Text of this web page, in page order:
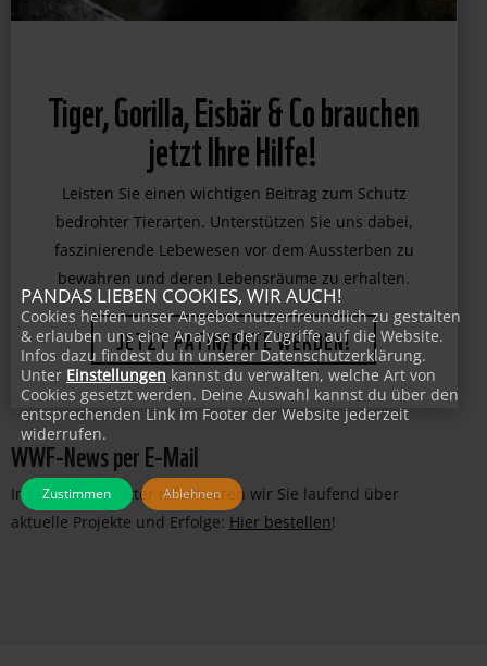
Tiger, Gorilla, Eisbär & Co brauchen
jetzt Ihre Hilfe!
Leisten Sie einen wichtigen Beitrag zum Schutz
bedrohter Tierarten. Unterstützen Sie uns dabei,
faszinierende Lebewesen vor dem Aussterben zu
bewahren und deren Lebensräume zu erhalten.
JETZT PATIN/PATE WERDEN!
WWF-News per E-Mail
Im WWF-Newsletter informieren wir Sie laufend über
aktuelle Projekte und Erfolge: Hier bestellen!
PANDAS LIEBEN COOKIES, WIR AUCH!
Cookies helfen unser Angebot nutzerfreundlich zu gestalten
& erlauben uns eine Analyse der Zugriffe auf die Website.
Infos dazu findest du in unserer Datenschutzerklärung.
Unter Einstellungen kannst du verwalten, welche Art von
Cookies gesetzt werden. Deine Auswahl kannst du über den
entsprechenden Link im Footer der Website jederzeit
widerrufen.
Zustimmen Ablehnen